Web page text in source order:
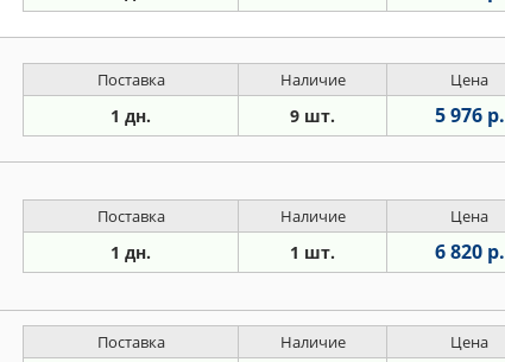
Поставка Наличие Цена
1 дн. 9 шт. 5 976 р.
Поставка Наличие Цена
1 дн. 1 шт. 6 820 р.
Поставка Наличие Цена